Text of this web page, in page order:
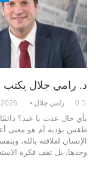
د. رامي جلال يكتب
رامي جلال
بأي حال عدت يا عيد؟
طقس نؤديه أم هو معنى
الإنسان لعلاقته بالله،
وحدها، بل تقف فكرة